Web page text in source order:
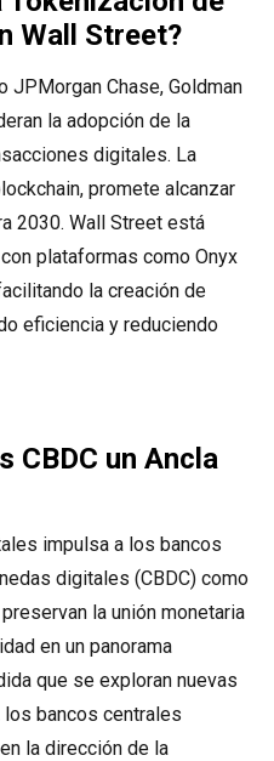
Wall Street?
Chase, Goldman
la adopción de la
digitales. La
promete alcanzar
2030. Wall Street está
plataformas como Onyx
la creación de
eficiencia y reduciendo
CBDC un Ancla
impulsa a los bancos
digitales (CBDC) como
la unión monetaria
en un panorama
que se exploran nuevas
bancos centrales
la dirección de la